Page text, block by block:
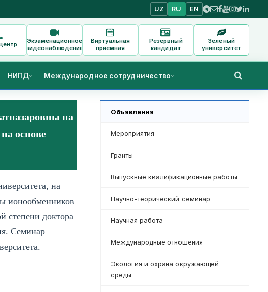
UZ RU EN
Экзаменационное
видеонаблюдение
Виртуальная
приемная
Резервный
кандидат
Зеленый
университет
НИПД Международное сотрудничество
на
основе
на
ионообменников
степени доктора
Семинар
Объявления
Мероприятия
Гранты
Выпускные квалификационные работы
Научно-теорический семинар
Научная работа
Международные отношения
Экология и охрана окружающей
среды